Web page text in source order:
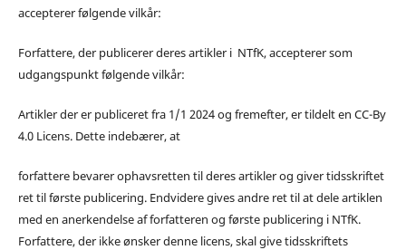
accepterer følgende vilkår:
Forfattere, der publicerer deres artikler i NTfK, accepterer som
udgangspunkt følgende vilkår:
Artikler der er publiceret fra 1/1 2024 og fremefter, er tildelt en CC-By
4.0 Licens. Dette indebærer, at
forfattere bevarer ophavsretten til deres artikler og giver tidsskriftet
ret til første publicering. Endvidere gives andre ret til at dele artiklen
med en anerkendelse af forfatteren og første publicering i NTfK.
Forfattere, der ikke ønsker denne licens, skal give tidsskriftets